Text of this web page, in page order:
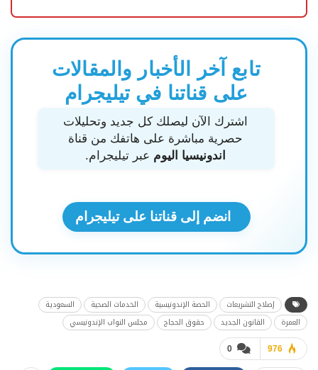
تابع آخر الأخبار والمقالات
على قناتنا في تيليجرام
اشترك الآن ليصلك كل جديد وتحليلات
حصرية مباشرة على هاتفك من قناة
اندونيسيا اليوم عبر تيليجرام.
انضم إلى قناتنا على تيليجرام
إصلاح التشريعات الحصة الإندونيسية الخدمات الصحية
السعودية
العمرة
القانون الجديد حقوق الحجاج مجلس النواب الإندونيسي
0 976